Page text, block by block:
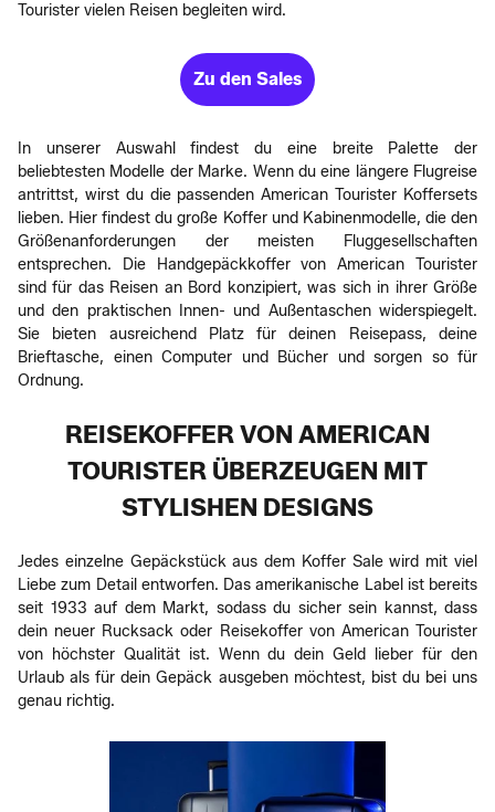
Tourister vielen Reisen begleiten wird.
Zu den Sales
In unserer Auswahl findest du eine breite Palette der
beliebtesten Modelle der Marke. Wenn du eine längere Flugreise
antrittst, wirst du die passenden American Tourister Koffersets
lieben. Hier findest du große Koffer und Kabinenmodelle, die den
Größenanforderungen der meisten Fluggesellschaften
entsprechen. Die Handgepäckkoffer von American Tourister
sind für das Reisen an Bord konzipiert, was sich in ihrer Größe
und den praktischen Innen- und Außentaschen widerspiegelt.
Sie bieten ausreichend Platz für deinen Reisepass, deine
Brieftasche, einen Computer und Bücher und sorgen so für
Ordnung.
REISEKOFFER VON AMERICAN
TOURISTER ÜBERZEUGEN MIT
STYLISHEN DESIGNS
Jedes einzelne Gepäckstück aus dem Koffer Sale wird mit viel
Liebe zum Detail entworfen. Das amerikanische Label ist bereits
seit 1933 auf dem Markt, sodass du sicher sein kannst, dass
dein neuer Rucksack oder Reisekoffer von American Tourister
von höchster Qualität ist. Wenn du dein Geld lieber für den
Urlaub als für dein Gepäck ausgeben möchtest, bist du bei uns
genau richtig.